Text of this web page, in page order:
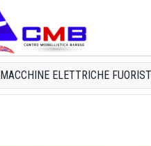
MACCHINE ELETTRICHE